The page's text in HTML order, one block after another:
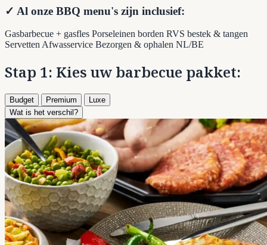
✓ Al onze BBQ menu's zijn inclusief:
Gasbarbecue + gasfles Porseleinen borden RVS bestek & tangen
ServettenAfwasservice Bezorgen & ophalen NL/BE
Stap 1: Kies uw barbecue pakket:
Budget Premium
Luxe
Wat is het verschil?